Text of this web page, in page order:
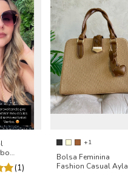
(1)
+1
Bolsa Feminina
Fashion Casual Ayla